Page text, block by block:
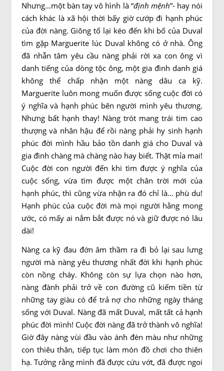
Nhưng…một bàn tay vô hình là “định mệnh”- hay nói
cách khác là xã hội thời bấy giờ cướp đi hạnh phúc
của đời nàng. Giông tố lại kéo đến khi bố của Duval
tìm gặp Marguerite lúc Duval không có ở nhà. Ông
đã nhẫn tâm yêu cầu nàng phải rời xa con ông vì
danh tiếng của dòng tộc ông, một gia đình danh giá
không thể chấp nhận một nàng dâu ca kỹ.
Marguerite luôn mong muốn được sống cuộc đời có
ý nghĩa và hạnh phúc bên người mình yêu thương.
Nhưng bất hạnh thay! Nàng trót mang trái tim cao
thượng và nhân hậu để rồi nàng phải hy sinh hạnh
phúc đời mình hầu bảo tồn danh giá cho Duval và
gia đình chàng mà chàng nào hay biết. Thật mỉa mai!
Cuộc đời con người đến khi tìm được ý nghĩa của
cuộc sống, vừa tìm được một chân trời mới của
hạnh phúc, thì cũng vừa nhận ra đó chỉ là… phù du!
Hạnh phúc của cuộc đời mà mọi người hằng mong
ước, có mấy ai nắm bắt được nó và giữ được nó lâu
dài!
Nàng ca kỹ đau đớn âm thầm ra đi bỏ lại sau lưng
người mà nàng yêu thương nhất đời khi hạnh phúc
còn nồng cháy. Không còn sự lựa chọn nào hơn,
nàng đành phải trở về con đường cũ kiếm tiền từ
những tay giàu có để trả nợ cho những ngày tháng
sống với Duval. Nàng đã mất Duval, mất tất cả hạnh
phúc đời mình! Cuộc đời nàng đã trở thành vô nghĩa!
Giờ đây nàng vùi đầu vào ánh đèn màu như những
con thiêu thân, tiếp tục làm món đồ chơi cho thiên
hạ. Tưởng rằng mình đã được cứu vớt, đã được ngoi